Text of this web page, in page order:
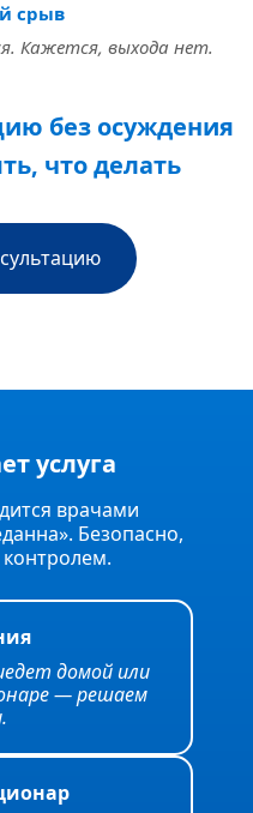
срыв
Кажется, выхода нет.
без осуждения
что делать
услуга
врачами
Безопасно,
домой или
— решаем